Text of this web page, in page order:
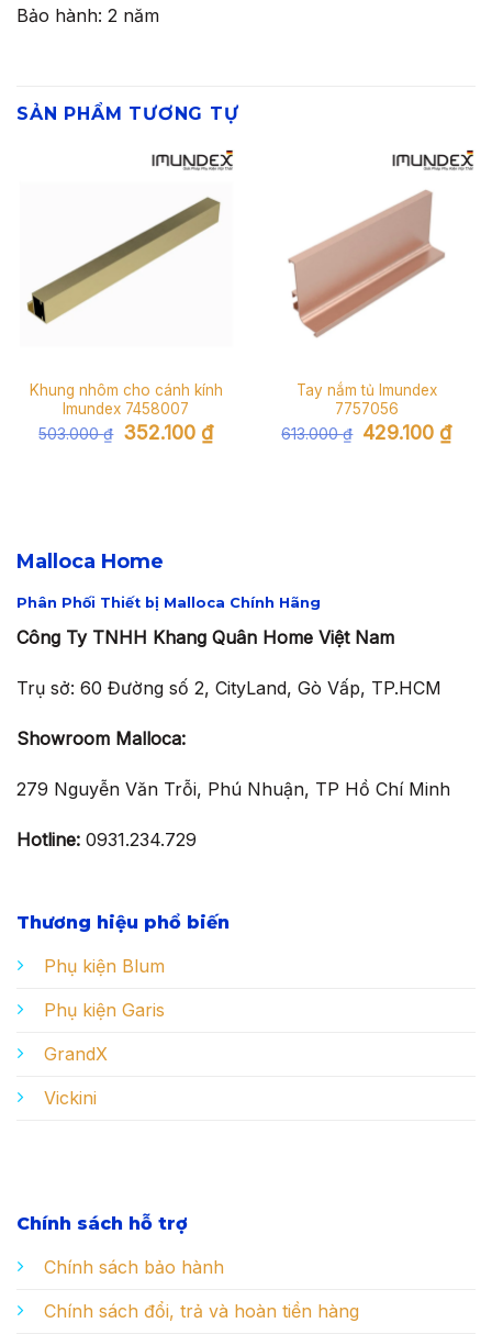
Bảo hành: 2 năm
SẢN PHẨM TƯƠNG TỰ
Khung nhôm cho cánh kính
Imundex 7458007
503.000₫
Giá
gốc
352.100 ₫Giá
hiện
Tay nắm tủ Imundex
7757056
613.000₫
Giá
gốc
429.100 ₫Giá
hiện
Malloca Home
Phân Phối Thiết bị Malloca Chính Hãng
Công Ty TNHH Khang Quân Home Việt Nam
Trụ sở: 60 Đường số 2, CityLand, Gò Vấp, TP.HCM
Showroom Malloca:
279 Nguyễn Văn Trỗi, Phú Nhuận, TP Hồ Chí Minh
Hotline: 0931.234.729
Thương hiệu phổ biến
Phụ kiện Blum
Phụ kiện Garis
GrandX
Vickini
Chính sách hỗ trợ
Chính sách bảo hành
Chính sách đổi, trả và hoàn tiền hàng